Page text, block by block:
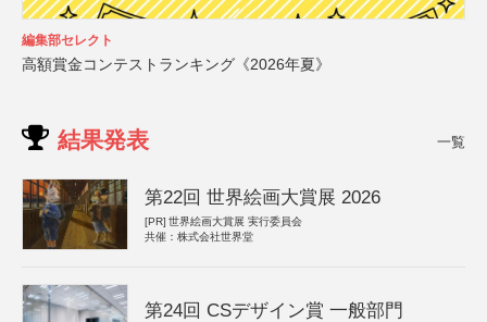
編集部セレクト
高額賞金コンテストランキング《2026年夏》
結果発表 一覧
第22回 世界絵画大賞展 2026
[PR] 世界絵画大賞展 実行委員会
共催：株式会社世界堂
第24回 CSデザイン賞 一般部門